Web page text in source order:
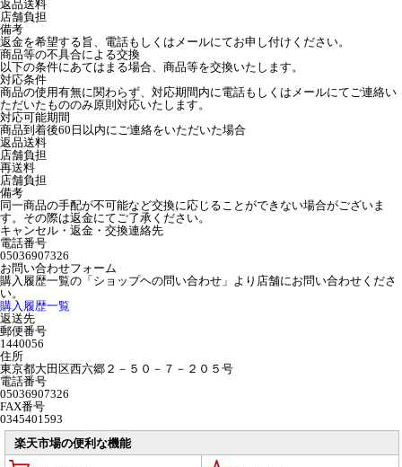
返品送料
店舗負担
備考
返金を希望する旨、電話もしくはメールにてお申し付けください。
商品等の不具合による交換
以下の条件にあてはまる場合、商品等を交換いたします。
対応条件
商品の使用有無に関わらず、対応期間内に電話もしくはメールにてご連絡い
ただいたもののみ原則対応いたします。
対応可能期間
商品到着後60日以内にご連絡をいただいた場合
返品送料
店舗負担
再送料
店舗負担
備考
同一商品の手配が不可能など交換に応じることができない場合がございま
す。その際は返金にてご了承ください。
キャンセル・返金・交換連絡先
電話番号
05036907326
お問い合わせフォーム
購入履歴一覧の「ショップヘの問い合わせ」より店舗にお問い合わせくださ
い。
購入履歴一覧
返送先
郵便番号
1440056
住所
東京都大田区西六郷２－５０－７－２０５号
電話番号
05036907326
FAX番号
0345401593
楽天市場の便利な機能